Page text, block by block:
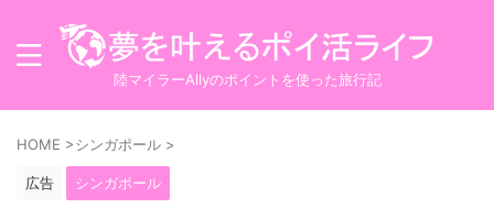
陸マイラーAllyのポイントを使った旅行記
HOME >シンガポール >
広告 シンガポール